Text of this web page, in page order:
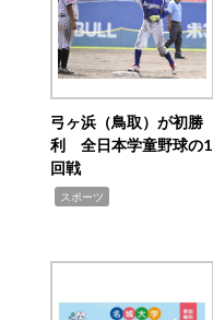
弓ヶ浜（鳥取）が初勝
利 全日本学童野球の1
回戦
スポーツ